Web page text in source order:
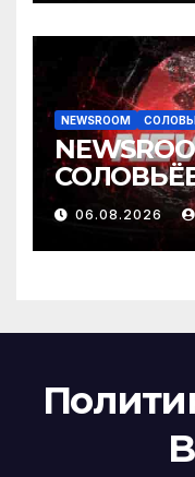
NEWSROOM
2026 года
06.08.2026